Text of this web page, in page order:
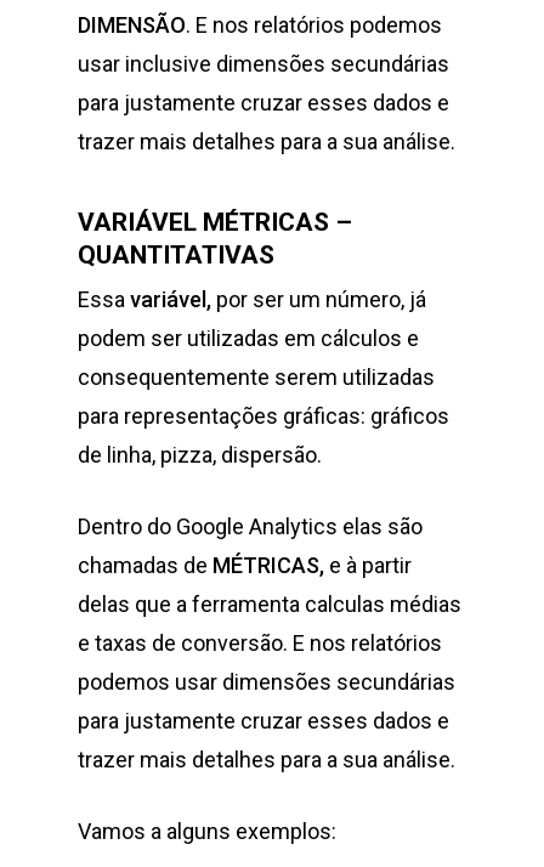
DIMENSÃO. E nos relatórios podemos
usar inclusive dimensões secundárias
para justamente cruzar esses dados e
trazer mais detalhes para a sua análise.
VARIÁVEL MÉTRICAS –
QUANTITATIVAS
Essa variável, por ser um número, já
podem ser utilizadas em cálculos e
consequentemente serem utilizadas
para representações gráficas: gráficos
de linha, pizza, dispersão.
Dentro do Google Analytics elas são
chamadas de MÉTRICAS, e à partir
delas que a ferramenta calculas médias
e taxas de conversão. E nos relatórios
podemos usar dimensões secundárias
para justamente cruzar esses dados e
trazer mais detalhes para a sua análise.
Vamos a alguns exemplos: